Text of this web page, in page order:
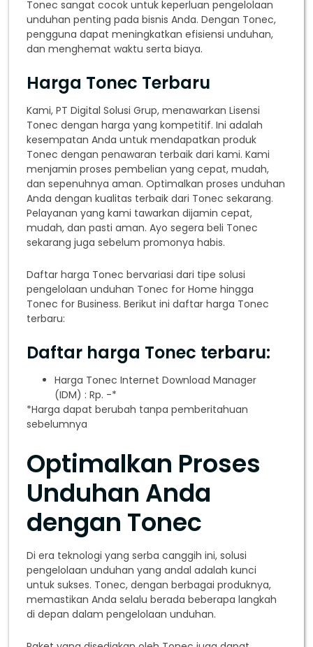
Tonec sangat cocok untuk keperluan pengelolaan
unduhan penting pada bisnis Anda. Dengan Tonec,
pengguna dapat meningkatkan efisiensi unduhan,
dan menghemat waktu serta biaya.
Harga Tonec Terbaru
Kami, PT Digital Solusi Grup, menawarkan Lisensi
Tonec dengan harga yang kompetitif. Ini adalah
kesempatan Anda untuk mendapatkan produk
Tonec dengan penawaran terbaik dari kami. Kami
menjamin proses pembelian yang cepat, mudah,
dan sepenuhnya aman. Optimalkan proses unduhan
Anda dengan kualitas terbaik dari Tonec sekarang.
Pelayanan yang kami tawarkan dijamin cepat,
mudah, dan pasti aman. Ayo segera beli Tonec
sekarang juga sebelum promonya habis.
Daftar harga Tonec bervariasi dari tipe solusi
pengelolaan unduhan Tonec for Home hingga
Tonec for Business. Berikut ini daftar harga Tonec
terbaru:
Daftar harga Tonec terbaru:
Harga Tonec Internet Download Manager
(IDM) : Rp. -*
*Harga dapat berubah tanpa pemberitahuan
sebelumnya
Optimalkan Proses
Unduhan Anda
dengan Tonec
Di era teknologi yang serba canggih ini, solusi
pengelolaan unduhan yang andal adalah kunci
untuk sukses. Tonec, dengan berbagai produknya,
memastikan Anda selalu berada beberapa langkah
di depan dalam pengelolaan unduhan.